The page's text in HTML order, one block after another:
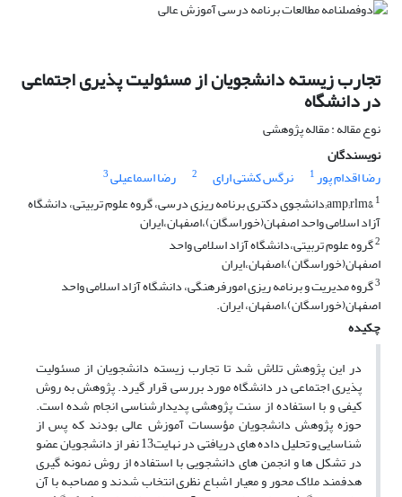
تجارب زیسته دانشجویان از مسئولیت پذیری اجتماعی
در دانشگاه
نوع مقاله : مقاله پژوهشی
نویسندگان
رضا اقدام پور1 نرگس کشتی ارای 2 رضا اسماعیلی3
1
&amp;rlm;دانشجوی دکتری برنامه ریزی درسی، گروه علوم تربیتی، دانشگاه
آزاد اسلامی واحد اصفهان(خوراسگان)،اصفهان،ایران
2گروه علوم تربیتی،دانشگاه آزاد اسلامی واحد
اصفهان(خوراسگان)،اصفهان،ایران
3گروه مدیریت و برنامه ریزی امورفرهنگی، دانشگاه آزاد اسلامی واحد
اصفهان(خوراسگان)،اصفهان، ایران.
چکیده
در این پژوهش تلاش شد تا تجارب زیسته دانشجویان از مسئولیت
پذیری اجتماعی در دانشگاه مورد بررسی قرار گیرد. پژوهش به روش
کیفی و با استفاده از سنت پژوهشی پدیدارشناسی انجام شده است.
حوزه پژوهش دانشجویان مؤسسات آموزش عالی بودند که پس از
شناسایی و تحلیل داده های دریافتی در نهایت13 نفر از دانشجویان عضو
در تشکل ها و انجمن های دانشجویی با استفاده از روش نمونه گیری
هدفمند ملاک محور و معیار اشباع نظری انتخاب شدند و مصاحبه با آن